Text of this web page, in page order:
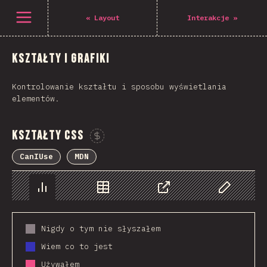
Open menu « Layout Interakcje »
Kształty i grafiki
Kontrolowanie kształtu i sposobu wyświetlania
elementów.
Kształty CSS
CanIUse MDN
Chart Data Share Customize
Nigdy o tym nie słyszałem
Wiem co to jest
Używałem
Navigated to The State of CSS 2021